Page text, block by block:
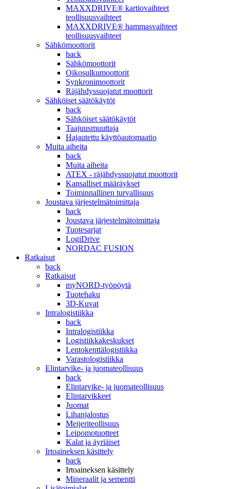
MAXXDRIVE® kartiovaihteet
teollisuusvaihteet
MAXXDRIVE® hammasvaihteet
teollisuusvaihteet
Sähkömoottorit
back
Sähkömoottorit
Oikosulkumoottorit
Synkronimoottorit
Räjähdyssuojatut moottorit
Sähköiset säätökäytöt
back
Sähköiset säätökäytöt
Taajuusmuuttaja
Hajautettu käyttöautomaatio
Muita aiheita
back
Muita aiheita
ATEX - räjähdyssuojatut moottorit
Kansalliset määräykset
Toiminnallinen turvallisuus
Joustava järjestelmätoimittaja
back
Joustava järjestelmätoimittaja
Tuotesarjat
LogiDrive
NORDAC FUSION
Ratkaisut
back
Ratkaisut
myNORD-työpöytä
Tuotehaku
3D-Kuvat
Intralogistiikka
back
Intralogistiikka
Logistiikkakeskukset
Lentokenttälogistiikka
Varastologistiikka
Elintarvike- ja juomateollisuus
back
Elintarvike- ja juomateollisuus
Elintarvikkeet
Juomat
Lihanjalostus
Meijeriteollisuus
Leipomotuotteet
Kalat ja äyriäiset
Irtoaineksen käsittely
back
Irtoaineksen käsittely
Mineraalit ja sementti